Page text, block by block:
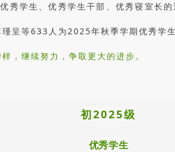
秀学生、优秀学生干部、优秀寝室长
呈等633人为2025年秋季学期优秀学
，继续努力，争取更大的进步。
初2025级
优秀学生